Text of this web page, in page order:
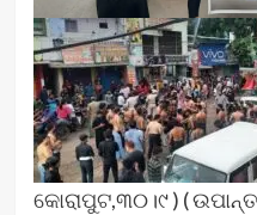
କୋରାପୁଟ,୩୦।୯ ) (